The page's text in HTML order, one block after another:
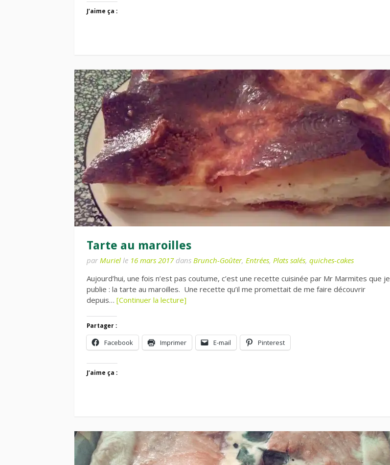
J’aime ça :
Tarte au maroilles
par Muriel le 16 mars 2017dans Brunch-Goûter, Entrées, Plats salés, quiches-cakes
Aujourd’hui, une fois n’est pas coutume, c’est une recette cuisinée par Mr Marmites que je
publie : la tarte au maroilles. Une recette qu’il me promettait de me faire découvrir
depuis… [Continuer la lecture]
Partager :
Facebook Imprimer E-mail Pinterest
J’aime ça :